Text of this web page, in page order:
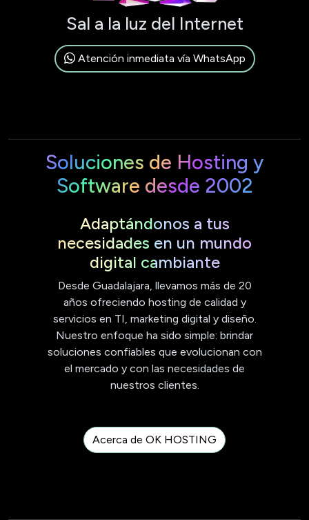
Sal a la luz del Internet
Atención inmediata vía WhatsApp
Soluciones de Hosting y
Software desde 2002
Adaptándonos a tus
necesidades en un mundo
digital cambiante
Desde Guadalajara, llevamos más de 20
años ofreciendo hosting de calidad y
servicios en TI, marketing digital y diseño.
Nuestro enfoque ha sido simple: brindar
soluciones confiables que evolucionan con
el mercado y con las necesidades de
nuestros clientes.
Acerca de OK HOSTING